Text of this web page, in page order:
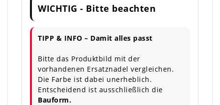
WICHTIG - Bitte beachten
TIPP & INFO – Damit alles passt
Bitte das Produktbild mit der
vorhandenen Ersatznadel vergleichen.
Die Farbe ist dabei unerheblich.
Entscheidend ist ausschließlich die
Bauform.